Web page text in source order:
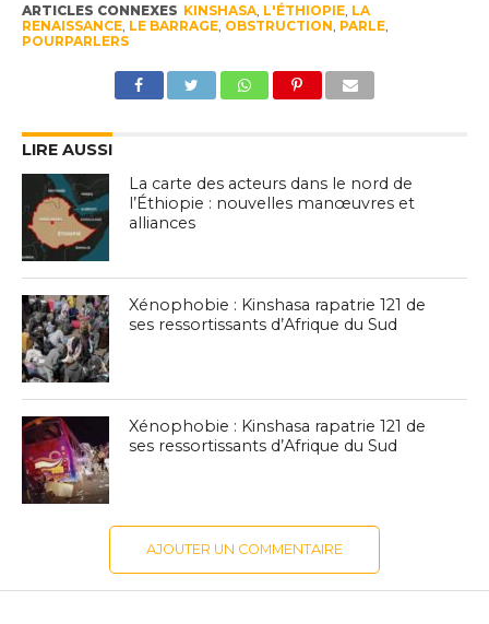
ARTICLES CONNEXES KINSHASA, L'ÉTHIOPIE, LA
RENAISSANCE, LE BARRAGE, OBSTRUCTION PARLE,
POURPARLERS
LIRE AUSSI
La carte des acteurs dans le nord de
l’Éthiopie : nouvelles manœuvres et
alliances
Xénophobie : Kinshasa rapatrie 121 de
ses ressortissants d’Afrique du Sud
Xénophobie : Kinshasa rapatrie 121 de
ses ressortissants d’Afrique du Sud
AJOUTER UN COMMENTAIRE